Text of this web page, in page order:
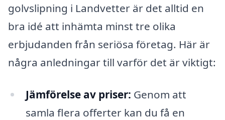
golvslipning i Landvetter är det alltid en
bra idé att inhämta minst tre olika
erbjudanden från seriösa företag. Här är
några anledningar till varför det är viktigt:
Jämförelse av priser: Genom att
samla flera offerter kan du få en